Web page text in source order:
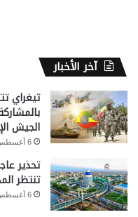
آخر الأخبار
تيغراي
الجيش
6 أغسطس، 2026
تحذير
تنتظر
6 أغسطس، 2026